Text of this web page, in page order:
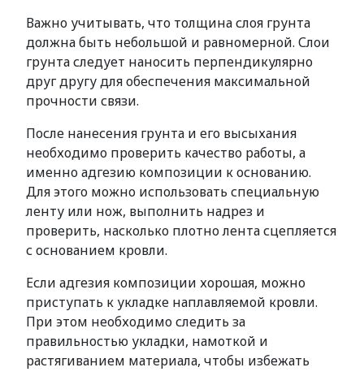
Важно учитывать, что толщина слоя грунта
должна быть небольшой и равномерной. Слои
грунта следует наносить перпендикулярно
друг другу для обеспечения максимальной
прочности связи.
После нанесения грунта и его высыхания
необходимо проверить качество работы, а
именно адгезию композиции к основанию.
Для этого можно использовать специальную
ленту или нож, выполнить надрез и
проверить, насколько плотно лента сцепляется
с основанием кровли.
Если адгезия композиции хорошая, можно
приступать к укладке наплавляемой кровли.
При этом необходимо следить за
правильностью укладки, намоткой и
растягиванием материала, чтобы избежать